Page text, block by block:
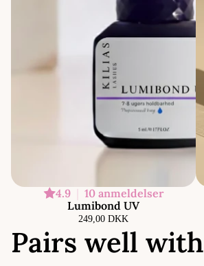
4.9
10 anmeldelser
Lumibond UV
249,00 DKK
Pairs well with